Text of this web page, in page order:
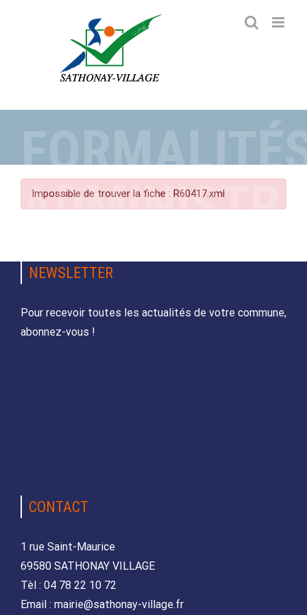
Impossible de trouver la fiche : R60417.xml
NEWSLETTER
Pour recevoir toutes les actualités de votre commune,
abonnez-vous !
CONTACT
1 rue Saint-Maurice
69580 SATHONAY VILLAGE
Tèl : 04 78 22 10 72
Email : mairie@sathonay-village.fr